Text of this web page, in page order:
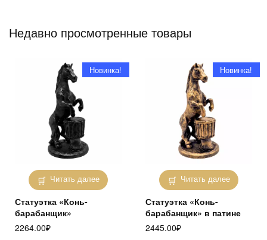
Недавно просмотренные товары
Читать далее
Новинка!
Статуэтка «Конь-
барабанщик»
2264.00₽
Читать далее
Новинка!
Статуэтка «Конь-
барабанщик» в патине
2445.00₽